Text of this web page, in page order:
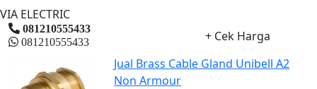
VIA ELECTRIC
081210555433
081210555433
+ Cek Harga
Jual Brass Cable Gland Unibell A2
Non Armour